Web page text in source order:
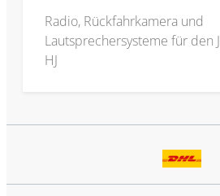
Radio, Rückfahrkamera und
Lautsprechersysteme für den
HJ